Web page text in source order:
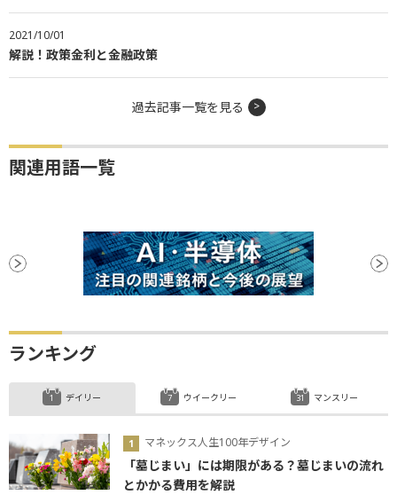
2021/10/01
解説！政策金利と金融政策
過去記事一覧を見る
関連用語一覧
ランキング
デイリー
マネックス人生100年デザイン
「墓じまい」には期限がある？墓じまいの流れ
とかかる費用を解説
ウイークリー マンスリー